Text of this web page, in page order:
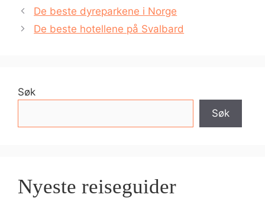
De beste dyreparkene i Norge
De beste hotellene på Svalbard
Søk
Søk
Nyeste reiseguider